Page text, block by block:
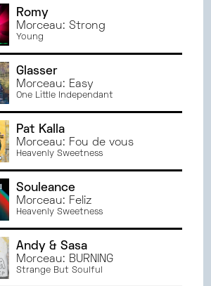
Romy
Morceau: Strong
Young
Glasser
Morceau: Easy
One Little Independant
Pat Kalla
Morceau: Fou de vous
Heavenly Sweetness
Souleance
Morceau: Feliz
Heavenly Sweetness
Andy & Sasa
Morceau: BURNING
Strange But Soulful